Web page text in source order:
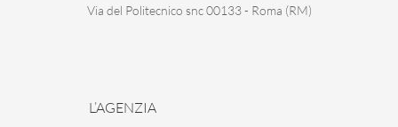
Via del Politecnico snc 00133 - Roma (RM)
L’AGENZIA